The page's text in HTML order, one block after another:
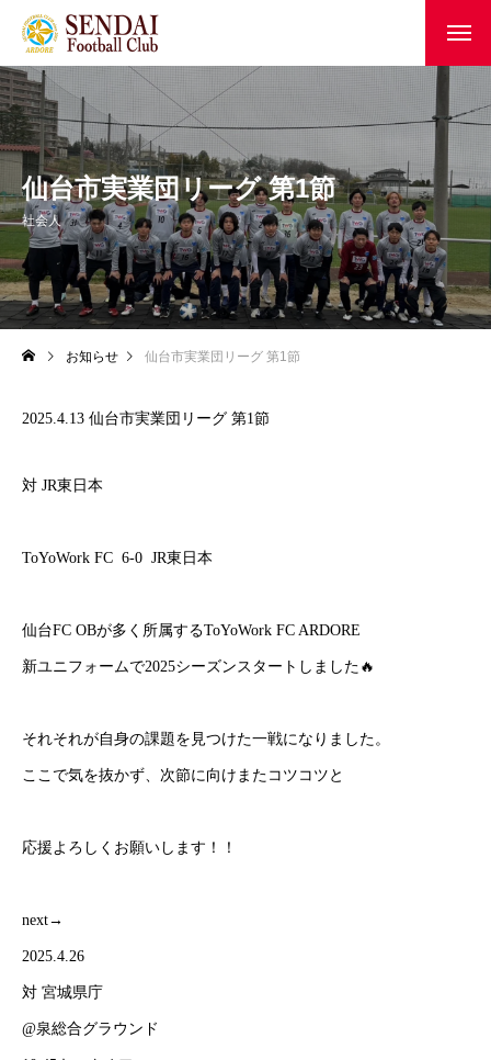
仙台市実業団リーグ 第1節
社会人
お知らせ 仙台市実業団リーグ 第1節
2025.4.13 仙台市実業団リーグ 第1節
対 JR東日本
ToYoWork FC 6-0 JR東日本
仙台FC OBが多く所属するToYoWork FC ARDORE
新ユニフォームで2025シーズンスタートしました🔥
それそれが自身の課題を見つけた一戦になりました。
ここで気を抜かず、次節に向けまたコツコツと
応援よろしくお願いします！！
next→
2025.4.26
対 宮城県庁
@泉総合グラウンド